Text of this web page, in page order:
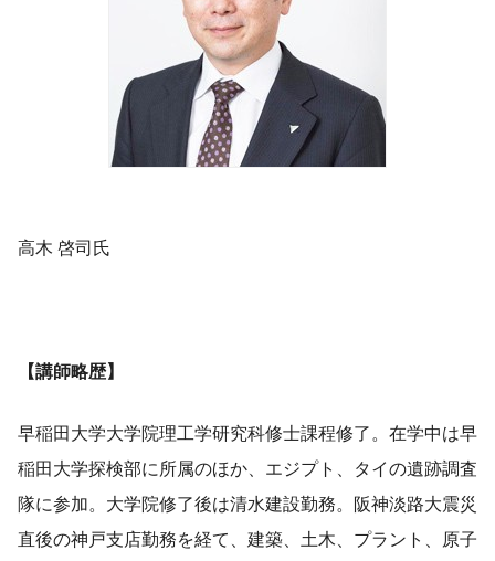
高木 啓司氏
【講師略歴】
早稲田大学大学院理工学研究科修士課程修了。在学中は早
稲田大学探検部に所属のほか、エジプト、タイの遺跡調査
隊に参加。大学院修了後は清水建設勤務。阪神淡路大震災
直後の神戸支店勤務を経て、建築、土木、プラント、原子